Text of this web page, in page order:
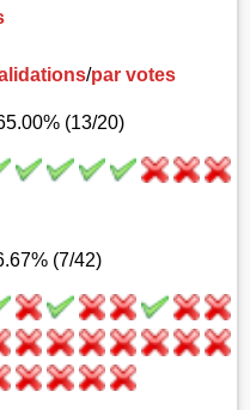
/par votes
(13/20)
(7/42)